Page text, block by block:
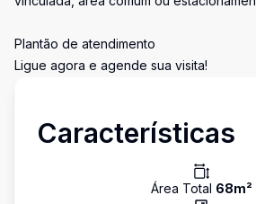
Plantão de atendimento
Ligue agora e agende sua visita!
Características
Área Total 68m²